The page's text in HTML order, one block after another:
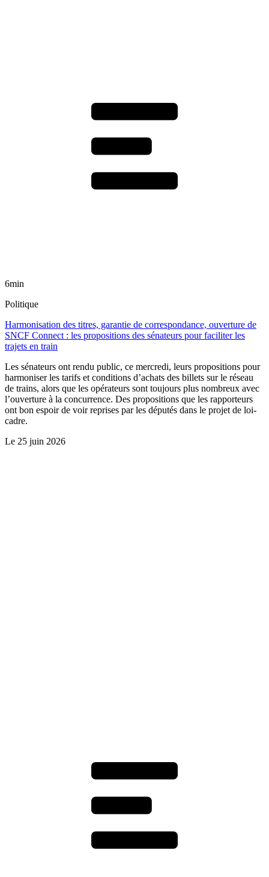
6min
Politique
Harmonisation des titres, garantie de correspondance, ouverture de
SNCF Connect : les propositions des sénateurs pour faciliter les
trajets en train
Les sénateurs ont rendu public, ce mercredi, leurs propositions pour
harmoniser les tarifs et conditions d’achats des billets sur le réseau
de trains, alors que les opérateurs sont toujours plus nombreux avec
l’ouverture à la concurrence. Des propositions que les rapporteurs
ont bon espoir de voir reprises par les députés dans le projet de loi-
cadre.
Le 25 juin 2026